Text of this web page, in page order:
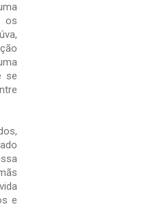
os
se
e